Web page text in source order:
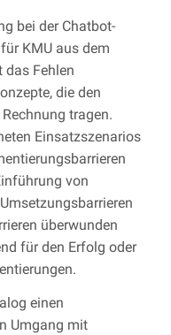
bei der Chatbot-
KMU aus dem
das Fehlen
die den
tragen.
Einsatzszenarios
von
überwunden
für den Erfolg oder
einen
Umgang mit